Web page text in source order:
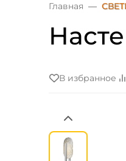
Главная
В избранное